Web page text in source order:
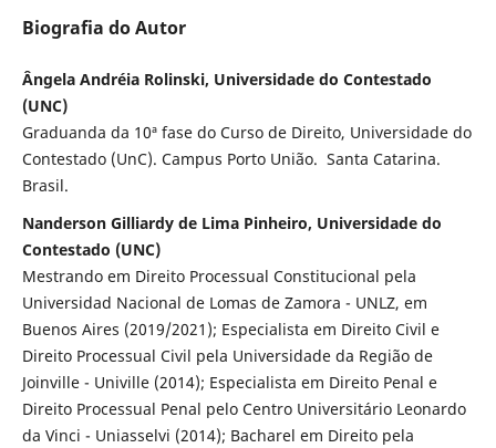
Biografia do Autor
Ângela Andréia Rolinski, Universidade do Contestado
(UNC)
Graduanda da 10ª fase do Curso de Direito, Universidade do
Contestado (UnC). Campus Porto União. Santa Catarina.
Brasil.
Nanderson Gilliardy de Lima Pinheiro, Universidade do
Contestado (UNC)
Mestrando em Direito Processual Constitucional pela
Universidad Nacional de Lomas de Zamora - UNLZ, em
Buenos Aires (2019/2021); Especialista em Direito Civil e
Direito Processual Civil pela Universidade da Região de
Joinville - Univille (2014); Especialista em Direito Penal e
Direito Processual Penal pelo Centro Universitário Leonardo
da Vinci - Uniasselvi (2014); Bacharel em Direito pela